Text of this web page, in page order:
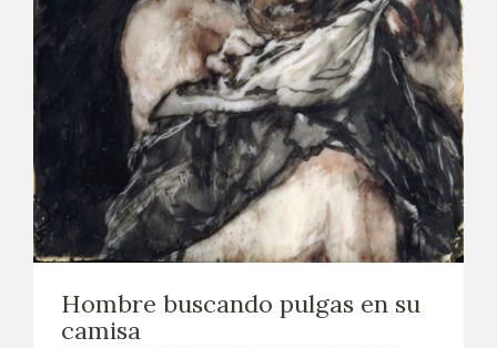
CONTACTO
PROGRAMACIÓN
EXPOSICIONES
ACTIVIDADES
ACTUALIDAD
Hombre buscando pulgas en su
camisa